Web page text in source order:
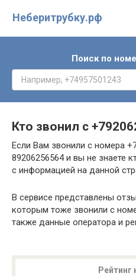
Неберитрубку.рф
Поиск по
Кто звонил с
Если Вам звонили с номера
89206256564 и вы не знаете
с информацией на данной
В сервисе представлены
которым тоже звонили с
также данные оператора и
Рейтинг